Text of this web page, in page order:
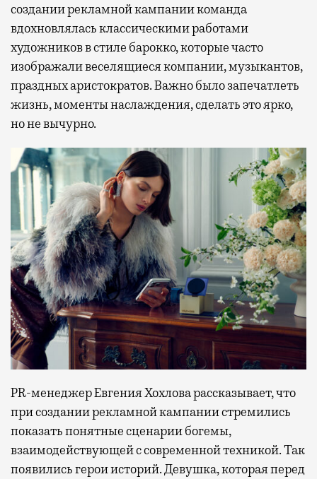
создании рекламной кампании команда
вдохновлялась классическими работами
художников в стиле барокко, которые часто
изображали веселящиеся компании, музыкантов,
праздных аристократов. Важно было запечатлеть
жизнь, моменты наслаждения, сделать это ярко,
но не вычурно.
PR-менеджер Евгения Хохлова рассказывает, что
при создании рекламной кампании стремились
показать понятные сценарии богемы,
взаимодействующей с современной техникой. Так
появились герои историй. Девушка, которая перед